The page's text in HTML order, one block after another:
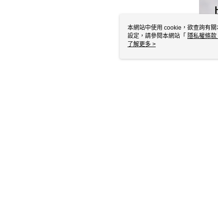
本網站中使用 cookie，欲查詢有
設定，請參閱本網站「 隱私權條款
使用 cookie。
了解更多 >